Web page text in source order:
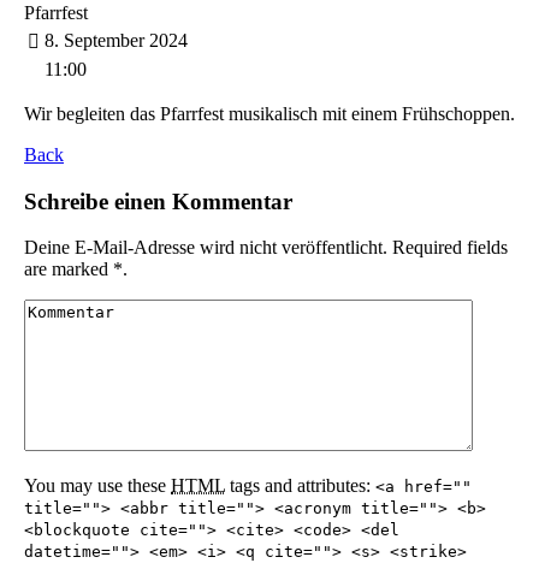
Pfarrfest
8. September 2024
11:00
Wir begleiten das Pfarrfest musikalisch mit einem Frühschoppen.
Back
Schreibe einen Kommentar
Deine E-Mail-Adresse wird nicht veröffentlicht. Required fields
are marked *.
You may use these HTML tags and attributes: <a href=""
title=""> <abbr title=""> <acronym title=""> <b>
<blockquote cite=""> <cite> <code> <del
datetime=""> <em> <i> <q cite=""> <s> <strike>